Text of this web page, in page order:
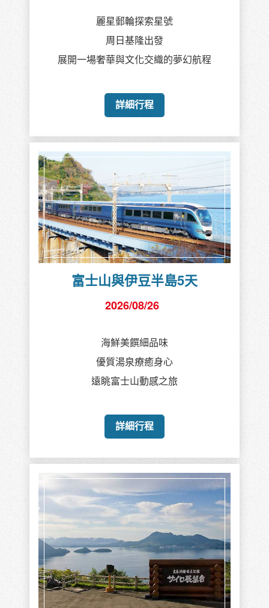
麗星郵輪探索星號
周日基隆出發
展開一場奢華與文化交織的夢幻航程
詳細行程
富士山與伊豆半島5天
2026/08/26
海鮮美饌細品味
優質湯泉療癒身心
遠眺富士山動感之旅
詳細行程